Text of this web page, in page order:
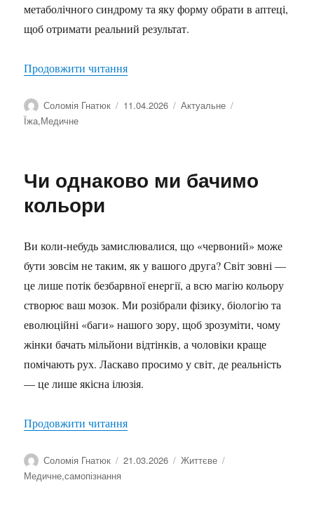
метаболічного синдрому та яку форму обрати в аптеці,
щоб отримати реальний результат.
Продовжити читання“Магній як фундамент метаболічного
Автор
Соломія Гнатюк Оприлюднено
11.04.2026 Категорії
Актуальне
Їжа,Медичне
Чи однаково ми бачимо
кольори
Ви коли-небудь замислювалися, що «червоний» може
бути зовсім не таким, як у вашого друга? Світ зовні —
це лише потік безбарвної енергії, а всю магію кольору
створює ваш мозок. Ми розібрали фізику, біологію та
еволюційні «баги» нашого зору, щоб зрозуміти, чому
жінки бачать мільйони відтінків, а чоловіки краще
помічають рух. Ласкаво просимо у світ, де реальність
— це лише якісна ілюзія.
Продовжити читання“Чи однаково ми бачимо кольори”
Автор
Соломія Гнатюк Оприлюднено
21.03.2026 Категорії
Життєве
Медичне,самопізнання